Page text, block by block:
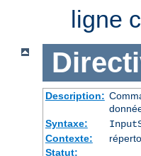
ligne
Description:
Syntaxe:
Contexte:
Statut: